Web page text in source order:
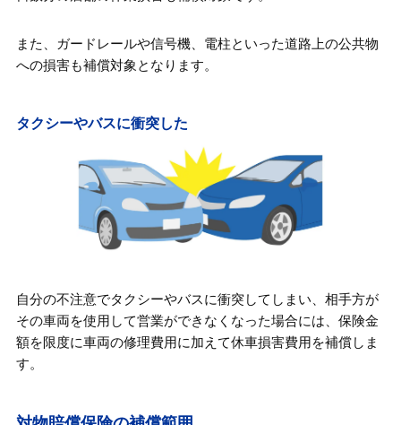
また、ガードレールや信号機、電柱といった道路上の公共物
への損害も補償対象となります。
タクシーやバスに衝突した
自分の不注意でタクシーやバスに衝突してしまい、相手方が
その車両を使用して営業ができなくなった場合には、保険金
額を限度に車両の修理費用に加えて休車損害費用を補償しま
す。